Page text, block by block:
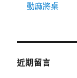
動麻將桌
近期留言